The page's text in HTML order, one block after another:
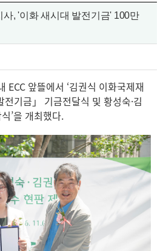
, '이화 새시대 발전기금' 100만
ECC 앞뜰에서 ‘김권식 이화국제재
기금」 기금전달식 및 황성숙·김
’을 개최했다.